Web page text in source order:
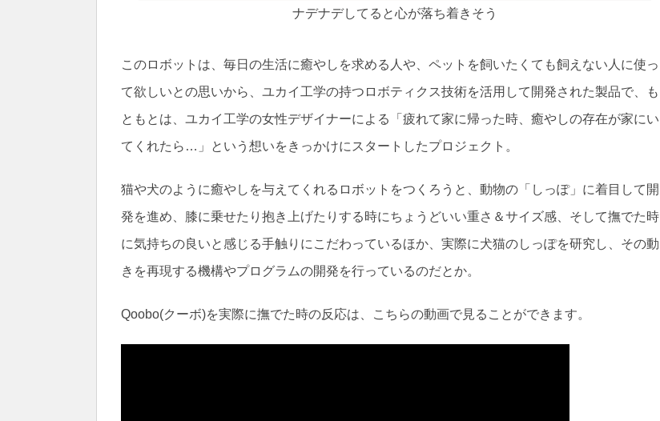
ナデナデしてると心が落ち着きそう
このロボットは、毎日の生活に癒やしを求める人や、ペットを飼いたくても飼えない人に使っ
て欲しいとの思いから、ユカイ工学の持つロボティクス技術を活用して開発された製品で、も
ともとは、ユカイ工学の女性デザイナーによる「疲れて家に帰った時、癒やしの存在が家にい
てくれたら…」という想いをきっかけにスタートしたプロジェクト。
猫や犬のように癒やしを与えてくれるロボットをつくろうと、動物の「しっぽ」に着目して開
発を進め、膝に乗せたり抱き上げたりする時にちょうどいい重さ＆サイズ感、そして撫でた時
に気持ちの良いと感じる手触りにこだわっているほか、実際に犬猫のしっぽを研究し、その動
きを再現する機構やプログラムの開発を行っているのだとか。
Qoobo(クーボ)を実際に撫でた時の反応は、こちらの動画で見ることができます。